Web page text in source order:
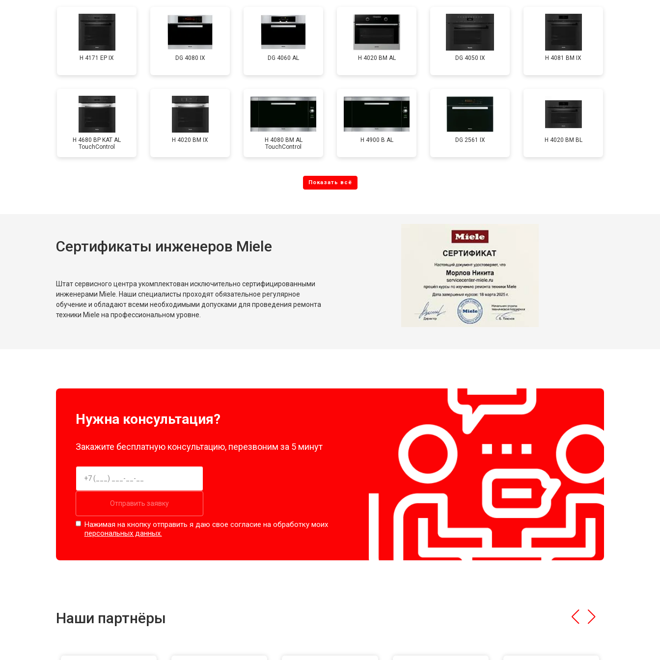
H 4171 EP IX DG 4080 IX DG 4060 AL H 4020 BM AL DG 4050 IX H 4081 ВМ IX
H 4680 BP KAT AL
TouchControl
H 4020 BM IX
H 4080 BM AL
TouchControl
H 4900 B AL DG 2561 IX H 4020 BM BL
Сертификаты инженеров Miele
Штат сервисного центра укомплектован исключительно сертифицированными
инженерами Miele. Наши специалисты проходят обязательное регулярное
обучение и обладают всеми необходимыми допусками для проведения ремонта
техники Miele на профессиональном уровне.
Нужна консультация?
Закажите бесплатную консультацию, перезвоним за 5 минут
Отправить заявку
Нажимая на кнопку отправить я даю свое согласие на обработку моих
персональных данных.
Наши партнёры